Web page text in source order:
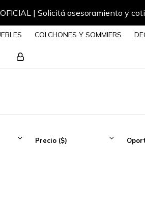
| Solicitá asesoramiento y
COLCHONES Y SOMMIERS
Precio ($)